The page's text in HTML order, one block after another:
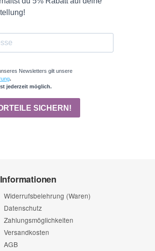
Informationen
Widerrufsbelehrung (Waren)
Datenschutz
Zahlungsmöglichkeiten
Versandkosten
AGB